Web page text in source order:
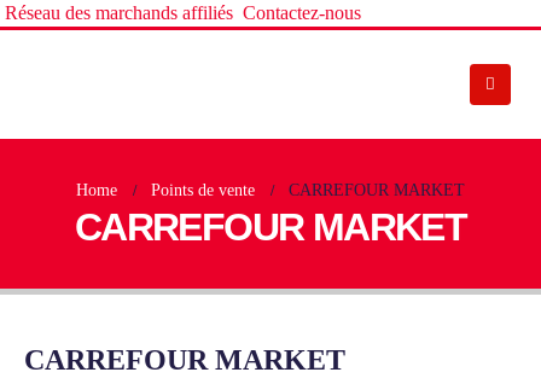
Réseau des marchands affiliés Contactez-nous
Home Points de vente CARREFOUR MARKET
CARREFOUR MARKET
CARREFOUR MARKET